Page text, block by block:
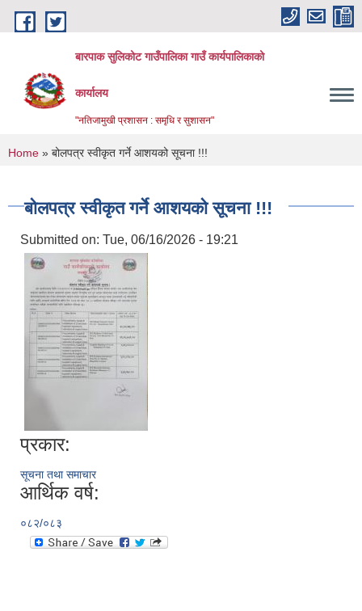
Skip to main content
बारपाक सुलिकोट गाउँपालिका गाउँ कार्यपालिकाको
कार्यालय
"नतिजामुखी प्रशासन : समृधि र सुशासन"
You are here
Home » बोलपत्र स्वीकृत गर्ने आशयको सूचना !!!
बोलपत्र स्वीकृत गर्ने आशयको सूचना !!!
Submitted on: Tue, 06/16/2026 - 19:21
प्रकार:
सूचना तथा समाचार
आर्थिक वर्ष:
०८२/०८३